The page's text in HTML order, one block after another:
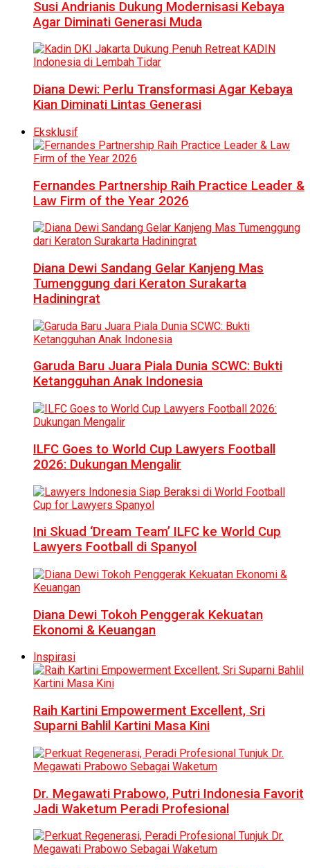
Susi Andrianis Dukung Modernisasi Kebaya
Agar Diminati Generasi Muda
Diana Dewi: Perlu Transformasi Agar Kebaya
Kian Diminati Lintas Generasi
Eksklusif
Fernandes Partnership Raih Practice Leader &
Law Firm of the Year 2026
Diana Dewi Sandang Gelar Kanjeng Mas
Tumenggung dari Keraton Surakarta
Hadiningrat
Garuda Baru Juara Piala Dunia SCWC: Bukti
Ketangguhan Anak Indonesia
ILFC Goes to World Cup Lawyers Football
2026: Dukungan Mengalir
Ini Skuad ‘Dream Team’ ILFC ke World Cup
Lawyers Football di Spanyol
Diana Dewi Tokoh Penggerak Kekuatan
Ekonomi & Keuangan
Inspirasi
Raih Kartini Empowerment Excellent, Sri
Suparni Bahlil Kartini Masa Kini
Dr. Megawati Prabowo, Putri Indonesia Favorit
Jadi Waketum Peradi Profesional